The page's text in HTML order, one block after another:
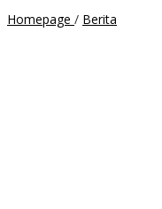
Homepage / Berita